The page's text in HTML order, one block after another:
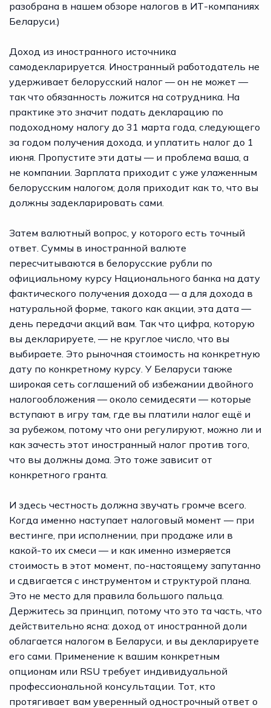
разобрана в нашем обзоре налогов в ИТ-компаниях
Беларуси.)
Доход из иностранного источника
самодекларируется. Иностранный работодатель не
удерживает белорусский налог — он не может —
так что обязанность ложится на сотрудника. На
практике это значит подать декларацию по
подоходному налогу до 31 марта года, следующего
за годом получения дохода, и уплатить налог до 1
июня. Пропустите эти даты — и проблема ваша, а
не компании. Зарплата приходит с уже улаженным
белорусским налогом; доля приходит как то, что вы
должны задекларировать сами.
Затем валютный вопрос, у которого есть точный
ответ. Суммы в иностранной валюте
пересчитываются в белорусские рубли по
официальному курсу Национального банка на дату
фактического получения дохода — а для дохода в
натуральной форме, такого как акции, эта дата —
день передачи акций вам. Так что цифра, которую
вы декларируете, — не круглое число, что вы
выбираете. Это рыночная стоимость на конкретную
дату по конкретному курсу. У Беларуси также
широкая сеть соглашений об избежании двойного
налогообложения — около семидесяти — которые
вступают в игру там, где вы платили налог ещё и
за рубежом, потому что они регулируют, можно ли и
как зачесть этот иностранный налог против того,
что вы должны дома. Это тоже зависит от
конкретного гранта.
И здесь честность должна звучать громче всего.
Когда именно наступает налоговый момент — при
вестинге, при исполнении, при продаже или в
какой-то их смеси — и как именно измеряется
стоимость в этот момент, по-настоящему запутанно
и сдвигается с инструментом и структурой плана.
Это не место для правила большого пальца.
Держитесь за принцип, потому что это та часть, что
действительно ясна: доход от иностранной доли
облагается налогом в Беларуси, и вы декларируете
его сами. Применение к вашим конкретным
опционам или RSU требует индивидуальной
профессиональной консультации. Тот, кто
протягивает вам уверенный однострочный ответ о